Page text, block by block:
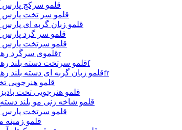
قلمو سرکج پارس
قلمو سر تخت پارس
قلمو زبان گربه ای پارس
قلمو سر گرد پارس
قلمو سرتخت پارس
قلموی سرگرد رهاورد سری 1071r
قلمو سرتخت دسته بلند رهاورد سری 1075f
قلمو زبان گربه ای دسته بلند رهاورد سری 1075fr
قلمو هنرجویی تخت
قلمو هنرجویی تخت بادبزنی
قلمو شاخه زنی مو بلند
قلمو سرتخت پارس
قلمو زمینه